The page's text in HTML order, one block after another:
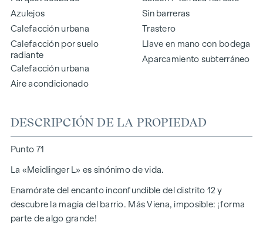
Azulejos
Calefacción urbana
Calefacción por suelo
radiante
Calefacción urbana
Aire acondicionado
Sin barreras
Trastero
Llave en mano con bodega
Aparcamiento subterráneo
DESCRIPCIÓN DE LA PROPIEDAD
Punto 71
La «Meidlinger L» es sinónimo de vida.
Enamórate del encanto inconfundible del distrito 12 y
descubre la magia del barrio. Más Viena, imposible: ¡forma
parte de algo grande!